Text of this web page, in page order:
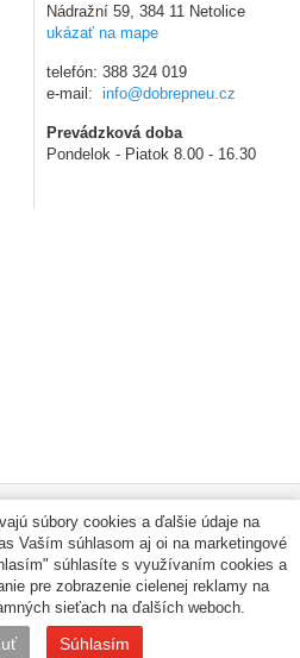
Nádražní 59, 384 11 Netolice
ukázať na mape
telefón: 388 324 019
e-mail: info@dobrepneu.cz
Prevádzková doba
Pondelok - Piatok 8.00 - 16.30
Bezpečné platební
metody
Využíváme zasílání
PPL
© PNEUMAX.SK 2026 by
súbory cookies a ďalšie údaje na
Vaším súhlasom aj oi na marketingové
súhlasíte s využívaním cookies a
pre zobrazenie cielenej reklamy na
sieťach na ďalších weboch.
Súhlasím